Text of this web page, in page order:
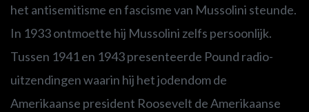
het antisemitisme en fascisme van Mussolini steunde.
In 1933 ontmoette hij Mussolini zelfs persoonlijk.
Tussen 1941 en 1943 presenteerde Pound radio-
uitzendingen waarin hij het jodendom de
Amerikaanse president Roosevelt de Amerikaanse